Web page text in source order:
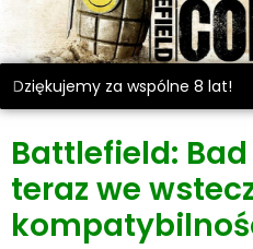
Dziękujemy za wspólne 8 lat!
Battlefield:
teraz we